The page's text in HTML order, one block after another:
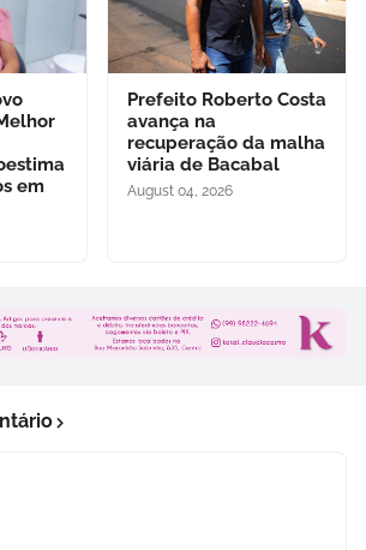
em
Prefeito Roberto Costa
avança na
recuperação da malha
viária de Bacabal
August 04, 2026